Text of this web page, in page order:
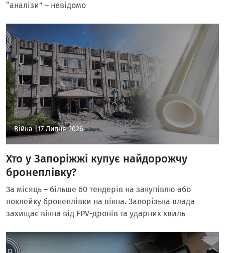
“аналізи” – невідомо
Війна |17 Липня 2026
Хто у Запоріжжі купує найдорожчу
бронеплівку?
За місяць – більше 60 тендерів на закупівлю або
поклейку бронеплівки на вікна. Запорізька влада
захищає вікна від FPV-дронів та ударних хвиль